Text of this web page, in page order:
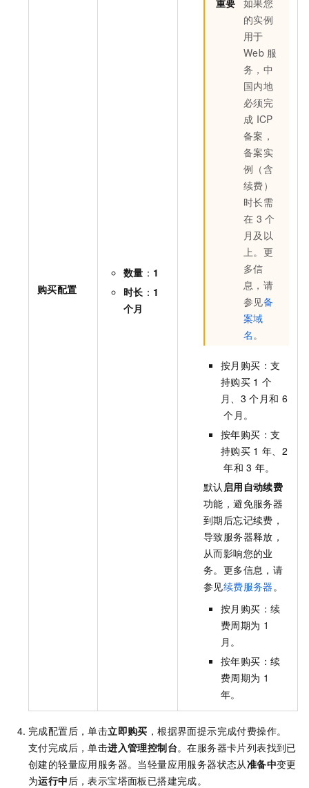
购买配置
数量 ： 1
时长 ： 1
个月
的实例
用于
Web 服
务，中
国内地
必须完
成 ICP
备案，
备案实
例（含
续费）
时长需
在 3 个
月及以
上。更
多信
息，请
参见备
案域
名 。
按月购买：支
持购买 1 个
月、3 个月和 6
个月。
按年购买：支
持购买 1 年、2
年和 3 年。
默认 启用自动续费
功能，避免服务器
到期后忘记续费，
导致服务器释放，
从而影响您的业
务。更多信息，请
参见续费服务器 。
按月购买：续
费周期为 1
月。
按年购买：续
费周期为 1
年。
完成配置后，单击立即购买 ，根据界面提示完成付费操作。
支付完成后，单击进入管理控制台。在服务器卡片列表找到已
创建的轻量应用服务器。当轻量应用服务器状态从准备中变更
为运行中 后，表示宝塔面板已搭建完成。